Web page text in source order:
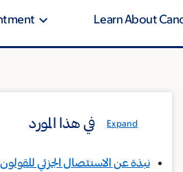
Learn About
Expand في هذا المورد
نبذة عن الاستئصال الجزئي للقولون